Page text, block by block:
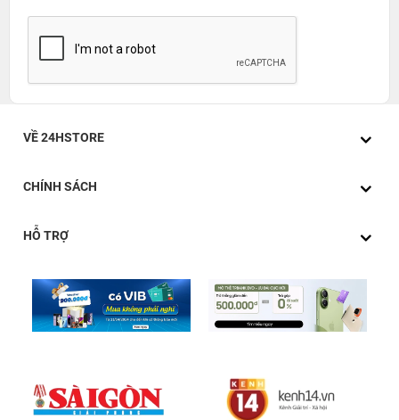
VỀ 24HSTORE
CHÍNH SÁCH
HỖ TRỢ